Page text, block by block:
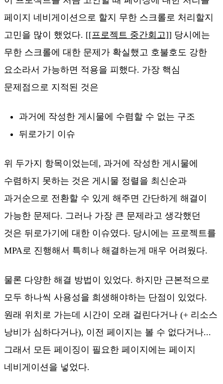
페이지 네비게이션으로 할지 무한 스크롤로 처리할지
고민을 많이 했었다. [[프로젝트 중간회고]] 당시에는
무한 스크롤에 대한 문제가 확실했고 호불호도 강한
요소라서 가능하면 적용을 피했다. 가장 핵심
문제점으로 지적된 것은
과거에 작성한 게시물에 수렴할 수 없는 구조
뒤로가기 이슈
위 두가지 항목이었는데, 과거에 작성한 게시물에
수렴하지 못하는 것은 게시물 정렬을 최신순과
과거순으로 전환할 수 있게 해주면 간단하게 해결이
가능한 문제다. 그러나 가장 큰 문제라고 생각했던
것은 뒤로가기에 대한 이슈였다. 당시에는 프로젝트를
MPA로 진행해서 특히나 해결하는게 매우 어려웠다.
물론 다양한 해결 방법이 있었다. 하지만 근본적으로
모두 하나씩 사용성을 희생해야하는 단점이 있었다.
원래 위치로 가는데 시간이 오래 걸린다거나 (+ 리소스
낭비가 심하다거나), 이전 페이지는 볼 수 없다거나...
그래서 모든 페이징이 필요한 페이지에는 페이지
네비게이션을 넣었다.